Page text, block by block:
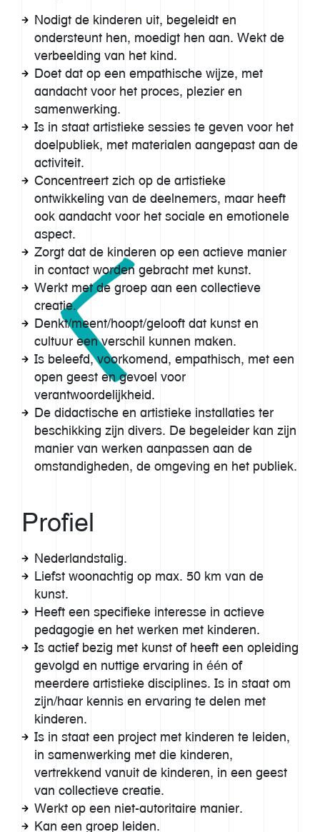
Nodigt de kinderen uit, begeleidt en
ondersteunt hen, moedigt hen aan. Wekt de
verbeelding van het kind.
Doet dat op een empathische wijze, met
aandacht voor het proces, plezier en
samenwerking.
Is in staat artistieke sessies te geven voor het
doelpubliek, met materialen aangepast aan de
activiteit.
Concentreert zich op de artistieke
ontwikkeling van de deelnemers, maar heeft
ook aandacht voor het sociale en emotionele
aspect.
Zorgt dat de kinderen op een actieve manier
in contact worden gebracht met kunst.
Werkt met de groep aan een collectieve
creatie.
Denkt/meent/hoopt/gelooft dat kunst en
cultuur een verschil kunnen maken.
Is beleefd, voorkomend, empathisch, met een
open geest en gevoel voor
verantwoordelijkheid.
De didactische en artistieke installaties ter
beschikking zijn divers. De begeleider kan zijn
manier van werken aanpassen aan de
omstandigheden, de omgeving en het publiek.
Profiel
Nederlandstalig.
Liefst woonachtig op max. 50 km van de
kunst.
Heeft een specifieke interesse in actieve
pedagogie en het werken met kinderen.
Is actief bezig met kunst of heeft een opleiding
gevolgd en nuttige ervaring in één of
meerdere artistieke disciplines. Is in staat om
zijn/haar kennis en ervaring te delen met
kinderen.
Is in staat een project met kinderen te leiden,
in samenwerking met die kinderen,
vertrekkend vanuit de kinderen, in een geest
van collectieve creatie.
Werkt op een niet-autoritaire manier.
Kan een groep leiden.